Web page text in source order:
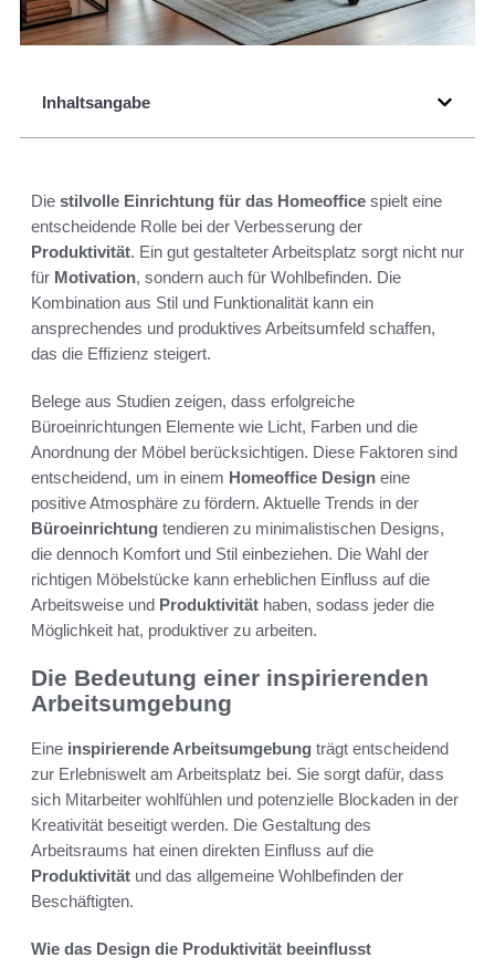
Inhaltsangabe
Die stilvolle Einrichtung für das Homeoffice spielt eine
entscheidende Rolle bei der Verbesserung der
Produktivität. Ein gut gestalteter Arbeitsplatz sorgt nicht nur
für Motivation, sondern auch für Wohlbefinden. Die
Kombination aus Stil und Funktionalität kann ein
ansprechendes und produktives Arbeitsumfeld schaffen,
das die Effizienz steigert.
Belege aus Studien zeigen, dass erfolgreiche
Büroeinrichtungen Elemente wie Licht, Farben und die
Anordnung der Möbel berücksichtigen. Diese Faktoren sind
entscheidend, um in einem Homeoffice Design eine
positive Atmosphäre zu fördern. Aktuelle Trends in der
Büroeinrichtung tendieren zu minimalistischen Designs,
die dennoch Komfort und Stil einbeziehen. Die Wahl der
richtigen Möbelstücke kann erheblichen Einfluss auf die
Arbeitsweise und Produktivität haben, sodass jeder die
Möglichkeit hat, produktiver zu arbeiten.
Die Bedeutung einer inspirierenden
Arbeitsumgebung
Eine inspirierende Arbeitsumgebung trägt entscheidend
zur Erlebniswelt am Arbeitsplatz bei. Sie sorgt dafür, dass
sich Mitarbeiter wohlfühlen und potenzielle Blockaden in der
Kreativität beseitigt werden. Die Gestaltung des
Arbeitsraums hat einen direkten Einfluss auf die
Produktivität und das allgemeine Wohlbefinden der
Beschäftigten.
Wie das Design die Produktivität beeinflusst